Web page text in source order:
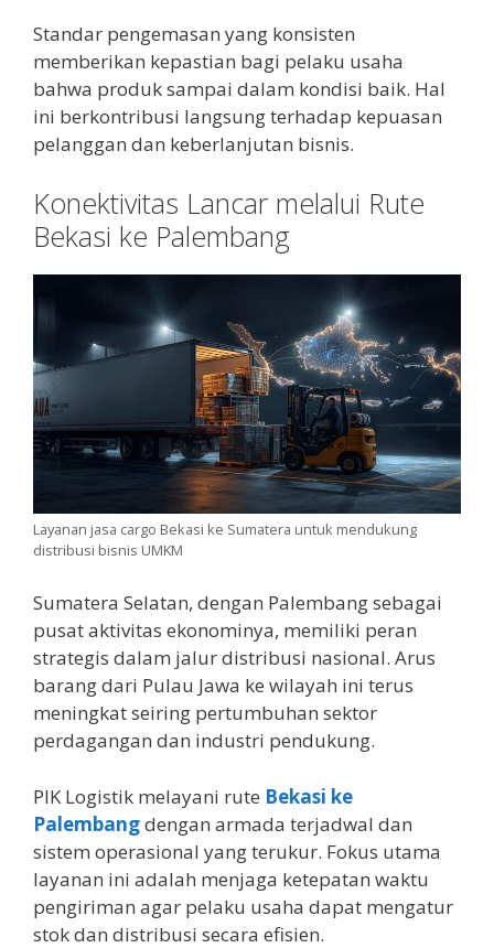
Standar pengemasan yang konsisten
memberikan kepastian bagi pelaku usaha
bahwa produk sampai dalam kondisi baik. Hal
ini berkontribusi langsung terhadap kepuasan
pelanggan dan keberlanjutan bisnis.
Konektivitas Lancar melalui Rute
Bekasi ke Palembang
Layanan jasa cargo Bekasi ke Sumatera untuk mendukung
distribusi bisnis UMKM
Sumatera Selatan, dengan Palembang sebagai
pusat aktivitas ekonominya, memiliki peran
strategis dalam jalur distribusi nasional. Arus
barang dari Pulau Jawa ke wilayah ini terus
meningkat seiring pertumbuhan sektor
perdagangan dan industri pendukung.
PIK Logistik melayani rute Bekasi ke
Palembangdengan armada terjadwal dan
sistem operasional yang terukur. Fokus utama
layanan ini adalah menjaga ketepatan waktu
pengiriman agar pelaku usaha dapat mengatur
stok dan distribusi secara efisien.